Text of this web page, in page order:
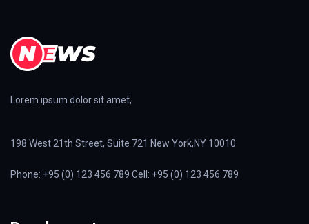
Lorem ipsum dolor sit amet,
198 West 21th Street, Suite 721 New York,NY 10010
Phone: +95 (0) 123 456 789 Cell: +95 (0) 123 456 789